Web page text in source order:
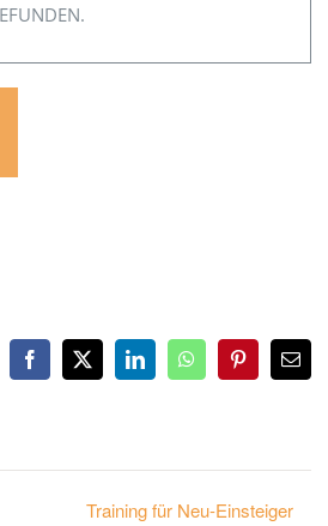
Facebook
X LinkedInWhatsAppPinterest
E-
Mail
Training für Neu-Einsteiger